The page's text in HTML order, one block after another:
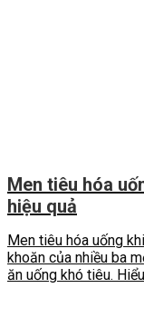
Men tiêu hóa
hiệu quả
Men tiêu hóa uống
khoăn của nhiều ba
ăn uống khó tiêu.